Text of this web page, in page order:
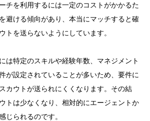
チを利用するには一定のコストがかかるた
避ける傾向があり、本当にマッチすると確
トを送らないようにしています。
は特定のスキルや経験年数、マネジメント
が設定されていることが多いため、要件に
カウトが送られにくくなります。その結
トは少なくなり、相対的にエージェントか
じられるのです。